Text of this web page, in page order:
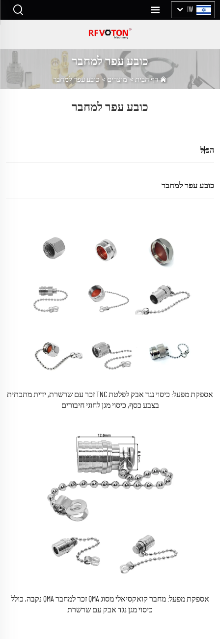
IW
כובע עפר למחבר
דף הבית > מוצרים>כובע עפר למחבר
כובע עפר למחבר
הכול
כובע עפר למחבר
אספקת מפעל: כיסוי נגד אבק לפלטת TNC זכר עם שרשרת, ידית מתכתית
בצבע כסף, כיסוי מגן לחוגי חיבורים
אספקת מפעל: מחבר קואקסיאלי מסוג QMA זכר למחבר QMA נקבה, כולל
כיסוי מגן נגד אבק עם שרשרת